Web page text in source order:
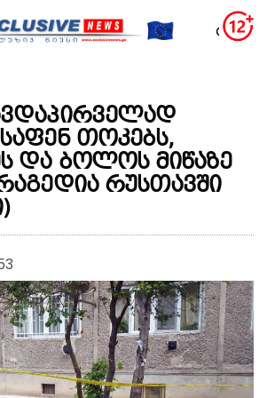
თოკებს,
და ბოლოს მიწაზე
რუსთავში